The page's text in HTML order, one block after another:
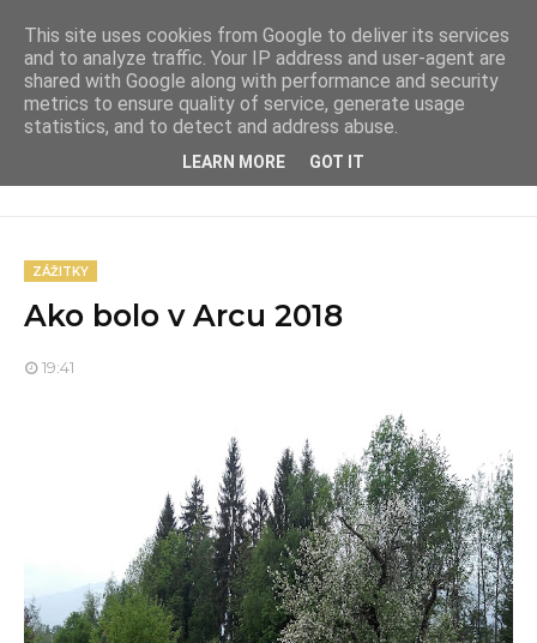
ZÁŽITKY
Ako bolo v Arcu 2018
19:41
This site uses cookies from Google to deliver its services
and to analyze traffic. Your IP address and user-agent are
shared with Google along with performance and security
metrics to ensure quality of service, generate usage
statistics, and to detect and address abuse.
LEARN MORE GOT IT